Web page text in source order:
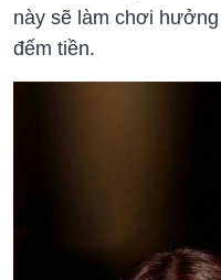
này sẽ làm chơi
đếm tiền.